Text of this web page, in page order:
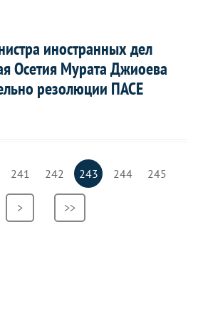
иностранных дел
Осетия Мурата Джиоева
резолюции ПАСЕ
Страница
241 Страница
242
Текущая
страница
243 Страница
244 Страница
245
Следующая
>
Последняя
>>